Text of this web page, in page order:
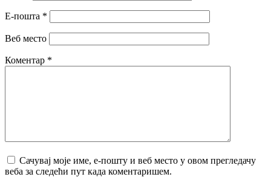
Е-пошта *
Веб место
Коментар *
Сачувај моје име, е-пошту и веб место у овом прегледачу
веба за следећи пут када коментаришем.